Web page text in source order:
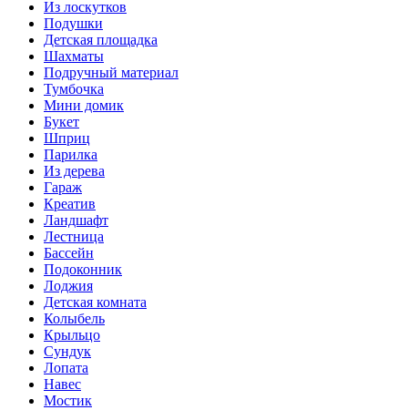
Из лоскутков
Подушки
Детская площадка
Шахматы
Подручный материал
Тумбочка
Мини домик
Букет
Шприц
Парилка
Из дерева
Гараж
Креатив
Ландшафт
Лестница
Бассейн
Подоконник
Лоджия
Детская комната
Колыбель
Крыльцо
Сундук
Лопата
Навес
Мостик